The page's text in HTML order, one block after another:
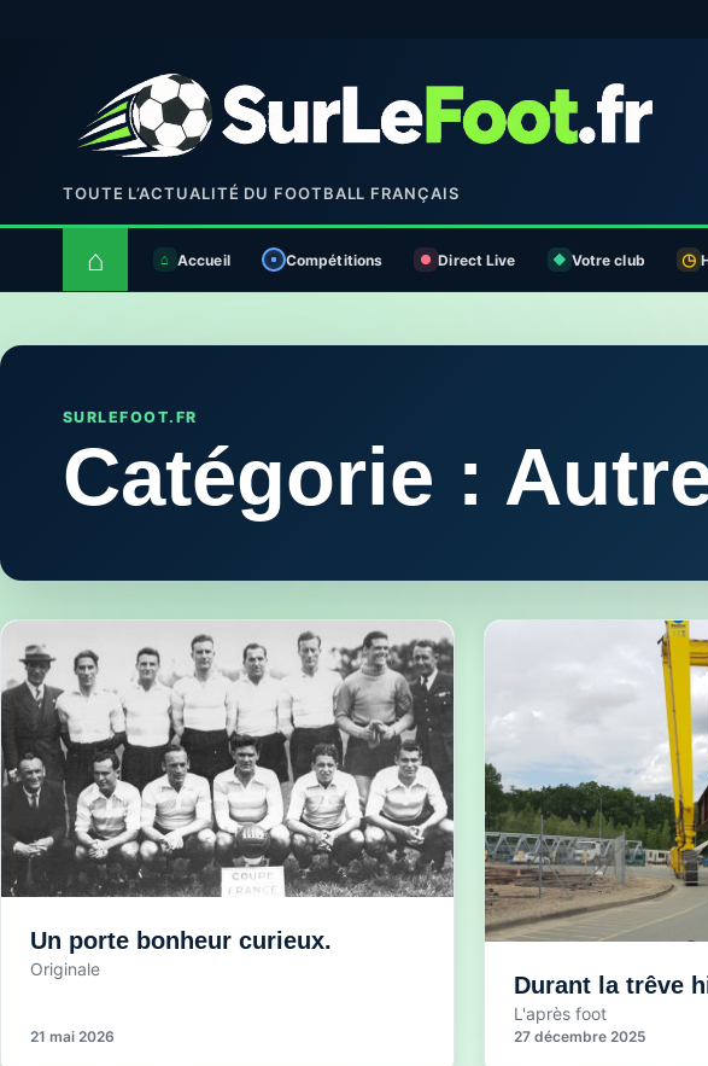
TOUTE L’ACTUALITÉ DU FOOTBALL FRANÇAIS
⌂ Accueil Compétitions Direct Live Votre club
SURLEFOOT.FR
Catégorie :
Un porte bonheur curieux.
Originale
21 mai 2026
Durant la trêve
L'après foot
27 décembre 2025